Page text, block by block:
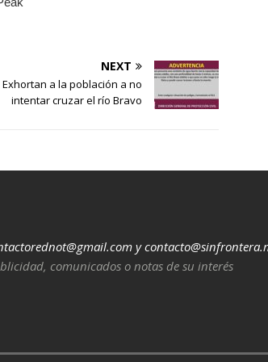
NEXT
Exhortan a la población a no
intentar cruzar el río Bravo
y
comunicados o notas de su interés